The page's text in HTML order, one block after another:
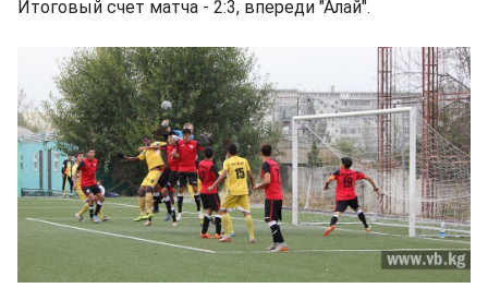
Итоговый счет матча - 2:3, впереди "Алай".